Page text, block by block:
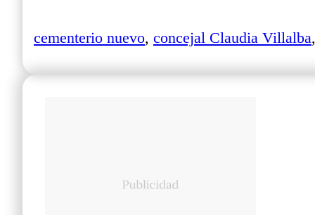
cementerio nuevo, concejal Claudia Villalba